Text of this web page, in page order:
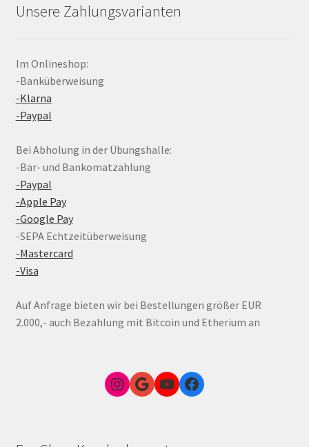
Unsere Zahlungsvarianten
Im Onlineshop:
-Banküberweisung
-Klarna
-Paypal
Bei Abholung in der Übungshalle:
-Bar- und Bankomatzahlung
-Paypal
-Apple Pay
-Google Pay
-SEPA Echtzeitüberweisung
-Mastercard
-Visa
Auf Anfrage bieten wir bei Bestellungen größer EUR
2.000,- auch Bezahlung mit Bitcoin und Etherium an
Instagram
Google Link zum FunShop WienYouTubeFacebook